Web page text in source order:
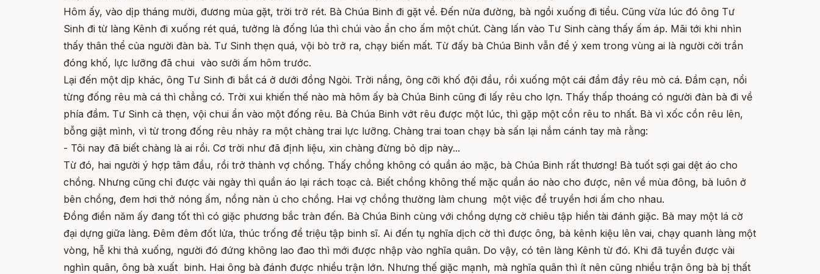
Hôm ấy, vào dịp tháng mười, đương mùa gặt, trời trở rét. Bà Chúa Binh đi gặt về. Đến nửa đường, bà ngồi xuống đi tiểu. Cũng vừa lúc đó ông Tư
Sinh đi từ làng Kênh đi xuống rét quá, tưởng là đống lúa thì chúi vào ẩn cho ấm một chút. Càng lấn vào Tư Sinh càng thấy ấm áp. Mãi tới khi nhìn
thấy thân thể của người đàn bà. Tư Sinh thẹn quá, vội bò trở ra, chạy biến mất. Từ đấy bà Chúa Binh vẫn để ý xem trong vùng ai là người cởi trần
đóng khố, lực lưỡng đã chui vào sưởi ấm hôm trước.
Lại đến một dịp khác, ông Tư Sinh đi bắt cá ở dưới đồng Ngòi. Trời nắng, ông cỡi khố đội đầu, rồi xuống một cái đầm đầy rêu mò cá. Đầm cạn, nổi
từng đống rêu mà cá thì chẳng có. Trời xui khiến thế nào mà hôm ấy bà Chúa Binh cũng đi lấy rêu cho lợn. Thấy thấp thoáng có người đàn bà đi về
phía đầm. Tư Sinh cả thẹn, vội chui ẩn vào một đống rêu. Bà Chúa Binh vớt rêu được một lúc, thì gặp một cồn rêu to nhất. Bà vì xốc cồn rêu lên,
bỗng giật mình, vì từ trong đống rêu nhảy ra một chàng trai lực lưỡng. Chàng trai toan chạy bà sấn lại nắm cánh tay mà rằng:
- Tôi nay đã biết chàng là ai rồi. Cơ trời như đã định liệu, xin chàng đừng bỏ dịp này...
Từ đó, hai người ý hợp tâm đầu, rồi trở thành vợ chồng. Thấy chồng không có quần áo mặc, bà Chúa Binh rất thương! Bà tuốt sợi gai dệt áo cho
chồng. Nhưng cũng chỉ được vài ngày thì quần áo lại rách toạc cả. Biết chồng không thế mặc quần áo nào cho được, nên về mùa đông, bà luôn ở
bên chồng, đem hơi thở nóng ấm, nồng nàn ủ cho chồng. Hai vợ chồng thường làm chung một việc để truyền hơi ấm cho nhau.
Đồng điền năm ấy đang tốt thì có giặc phương bắc tràn đến. Bà Chúa Binh cùng với chồng dựng cờ chiêu tập hiền tài đánh giặc. Bà may một lá cờ
đại dựng giữa làng. Đêm đêm đốt lửa, thúc trống để triệu tập binh sĩ. Ai đến tụ nghĩa dịch cờ thì được ông, bà kênh kiệu lên vai, chạy quanh làng một
vòng, hễ khi thả xuống, người đó đứng không lao đao thì mới được nhập vào nghĩa quân. Do vậy, có tên làng Kênh từ đó. Khi đã tuyển được vài
nghìn quân, ông bà xuất binh. Hai ông bà đánh được nhiều trận lớn. Nhưng thế giặc mạnh, mà nghĩa quân thì ít nên cũng nhiều trận ông bà bị thất